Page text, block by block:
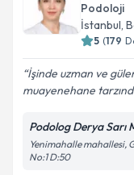
Podoloji
İstanbul,
5 (179
İşinde uzman ve
muayenehane
Podolog Derya Sarı
Yenimahalle mahallesi,
No:1 D:50